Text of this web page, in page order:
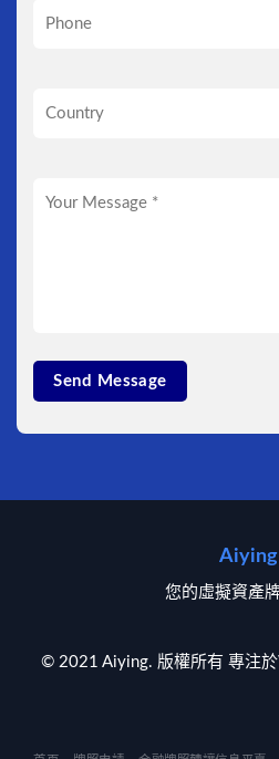
Aiying
您的虛擬資產
© 2021 Aiying. 版權所有 專注